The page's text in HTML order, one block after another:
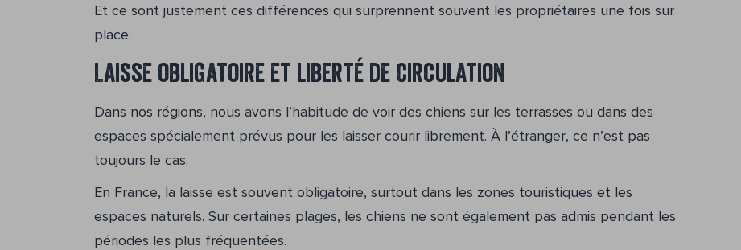
Et ce sont justement ces différences qui surprennent souvent les propriétaires une fois sur
place.
Laisse obligatoire et liberté de circulation
Dans nos régions, nous avons l’habitude de voir des chiens sur les terrasses ou dans des
espaces spécialement prévus pour les laisser courir librement. À l’étranger, ce n’est pas
toujours le cas.
En France, la laisse est souvent obligatoire, surtout dans les zones touristiques et les
espaces naturels. Sur certaines plages, les chiens ne sont également pas admis pendant les
périodes les plus fréquentées.